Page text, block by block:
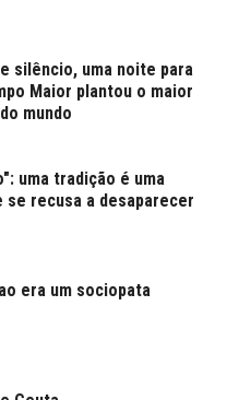
silêncio, uma noite para
Maior plantou o maior
mundo
uma tradição é uma
se recusa a desaparecer
era um sociopata